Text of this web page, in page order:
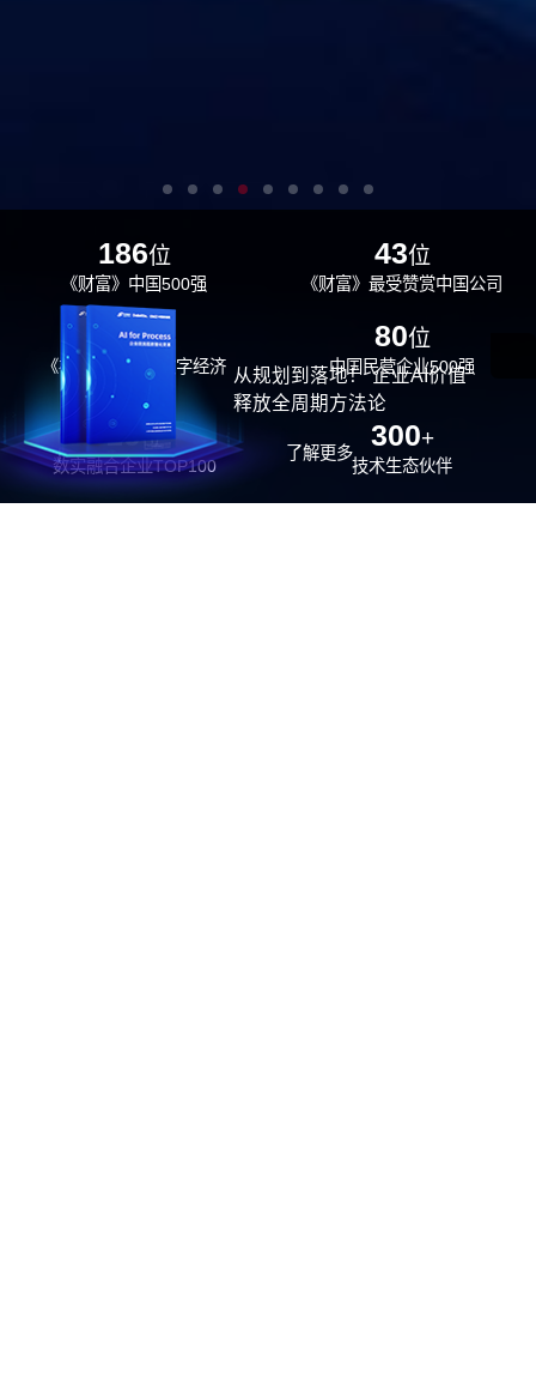
186位
《财富》中国500强
43位
《财富》最受赞赏中国公司
29位
《福布斯》中国数字经济
100强
80位
中国民营企业500强
26位
数实融合企业TOP100
300+
技术生态伙伴
从规划到落地！ 企业AI价值
释放全周期方法论
了解更多